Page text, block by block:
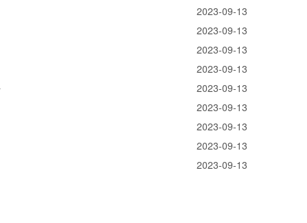
2023-09-13
2023-09-13
2023-09-13
2023-09-13
2023-09-13
2023-09-13
2023-09-13
2023-09-13
2023-09-13